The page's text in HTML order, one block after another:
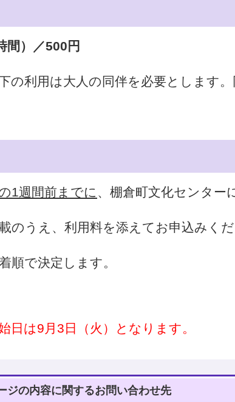
間）／500円
下の利用は大人の同伴を必要とします
1週間前までに 、棚倉町文化センター
のうえ、利用料を添えてお申込みくだ
順で決定します。
日は9月3日（火）となります。
ジの内容に関するお問い合わせ先